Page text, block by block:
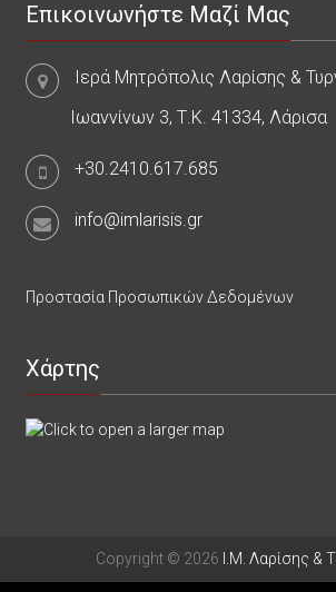
Επικοινωνήστε Μαζί Μας
Ιερά Μητρόπολις Λαρίσης &
Ιωαννίνων 3, Τ.Κ. 41334, Λάρισα
+30.2410.617.685
info@imlarisis.gr
Προστασία Προσωπικών Δεδομένων
Χάρτης
Copyright © 2026 Ι.Μ. Λαρίσης &